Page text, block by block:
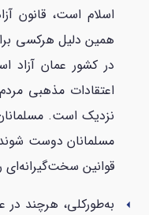
اسلام است، قانون
همین دلیل هرکسی
در کشور عمان آزاد
اعتقادات مذهبی
نزدیک است.
مسلمانان دوست
قوانین سخت‌گیرانه‌ای
arrow_left
به‌طورکلی، هرچند